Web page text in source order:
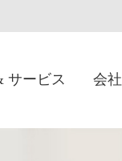
サービス 会社